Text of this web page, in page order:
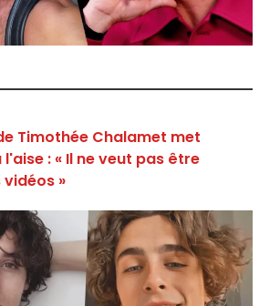
Timothée Chalamet met
: « Il ne veut pas être
»